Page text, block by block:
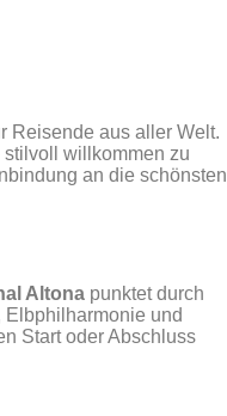
Reisende aus aller Welt.
stilvoll willkommen zu
an die schönsten
Altona punktet durch
Elbphilharmonie und
Start oder Abschluss